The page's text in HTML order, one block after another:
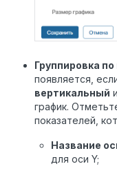
Группировка
появляется,
вертикальный
график.
показателей,
Название
для оси Y;